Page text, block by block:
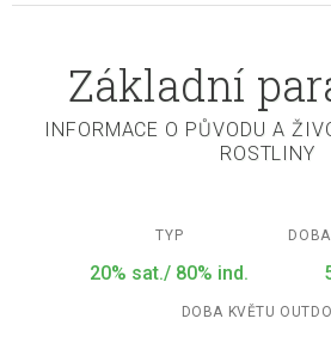
Základní
INFORMACE O PŮVODU A
ROSTLINY
TYP
20% sat./ 80% ind.
DOBA KVĚTU